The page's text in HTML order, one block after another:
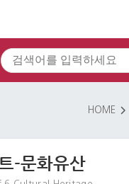
HOME
-문화유산